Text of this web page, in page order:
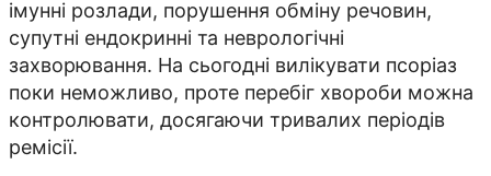
імунні розлади, порушення обміну речовин,
супутні ендокринні та неврологічні
захворювання. На сьогодні вилікувати псоріаз
поки неможливо, проте перебіг хвороби можна
контролювати, досягаючи тривалих періодів
ремісії.